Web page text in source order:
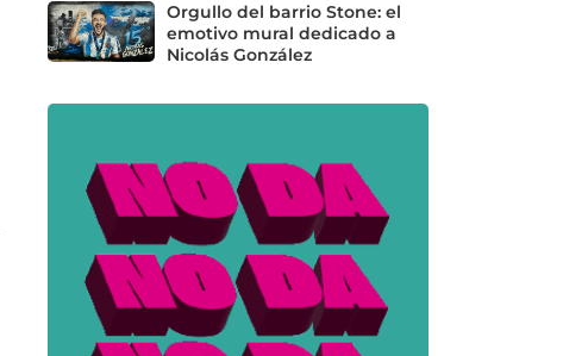
Orgullo del barrio Stone: el
emotivo mural dedicado a
Nicolás González